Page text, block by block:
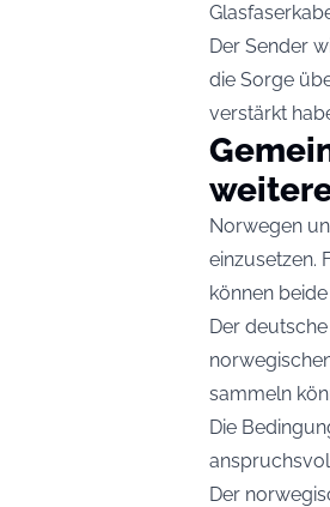
Der Sender
die Sorge
verstärkt
Norwegen
einzusetzen.
können
Der
sammeln
Die
Der